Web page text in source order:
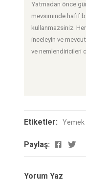
Yatmadan önce
mevsiminde hafif
kullanmazsiniz.
inceleyin ve
ve nemlendiricileri
Etiketler: Yemek
Paylaş:
Yorum Yaz